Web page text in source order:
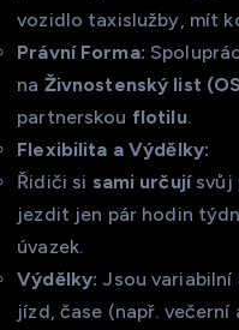
vozidlo taxislužby, mít
Právní Forma:
na Živnostenský list
partnerskou flotilu.
Flexibilita a Výdělky:
Řidiči si sami určujísvůj
jezdit jen pár hodin
úvazek.
Výdělky: Jsou variabilní
jízd, čase (např.